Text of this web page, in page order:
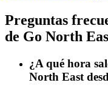
Preguntas
de Go North
¿A qué hora
North East